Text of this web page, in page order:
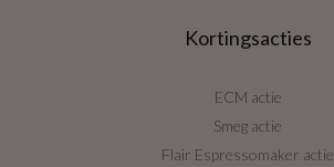
Kortingsacties
ECM actie
Smeg actie
Flair Espressomaker actie